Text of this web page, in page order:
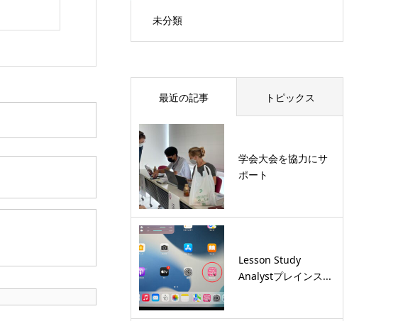
未分類
最近の記事 トピックス
学会大会を協力にサ
ポート
Lesson Study
Analystプレインス...